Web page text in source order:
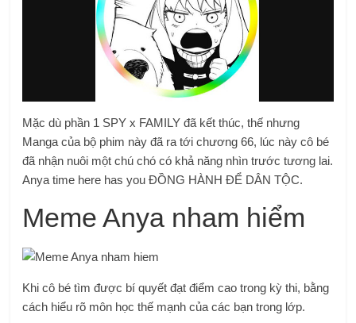
Mặc dù phần 1 SPY x FAMILY đã kết thúc, thế nhưng
Manga của bộ phim này đã ra tới chương 66, lúc này cô bé
đã nhận nuôi một chú chó có khả năng nhìn trước tương lai.
Anya time here has you ĐỒNG HÀNH ĐỂ DÂN TỘC.
Meme Anya nham hiểm
Khi cô bé tìm được bí quyết đạt điểm cao trong kỳ thi, bằng
cách hiểu rõ môn học thế mạnh của các bạn trong lớp.